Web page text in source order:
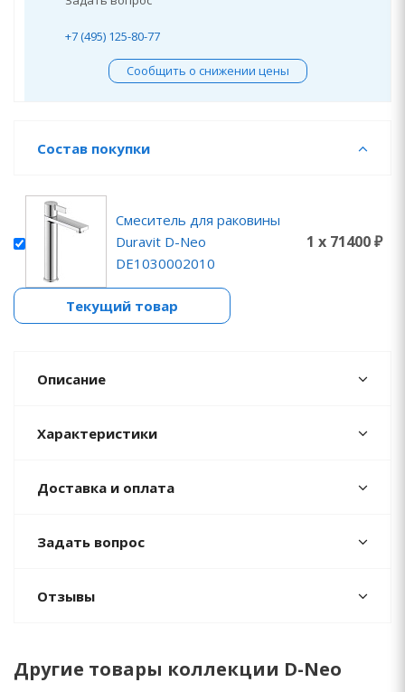
+7 (495) 125-80-77
Сообщить о снижении цены
Состав покупки
Смеситель для раковины
Duravit D-Neo
DE1030002010
1 x 71400 ₽
Текущий товар
Описание
Характеристики
Доставка и оплата
Задать вопрос
Отзывы
Другие товары коллекции D-Neo